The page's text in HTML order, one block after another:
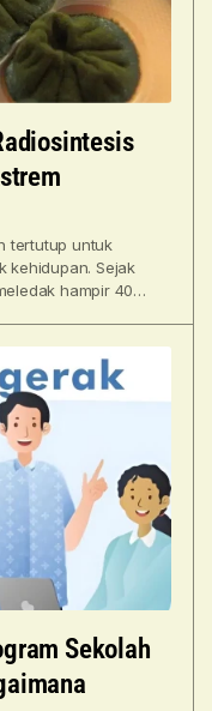
tertutup untuk
kehidupan. Sejak
hampir 40
Sekolah